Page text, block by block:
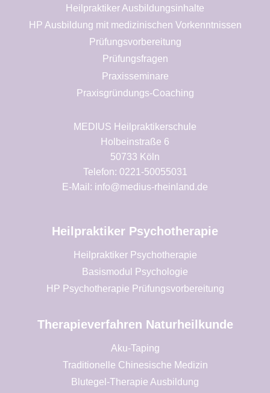
Heilpraktiker Ausbildungsinhalte
HP Ausbildung mit medizinischen Vorkenntnissen
Prüfungsvorbereitung
Prüfungsfragen
Praxisseminare
Praxisgründungs-Coaching
MEDIUS Heilpraktikerschule
Holbeinstraße 6
50733 Köln
Telefon: 0221-50055031
E-Mail: info@medius-rheinland.de
Heilpraktiker Psychotherapie
Heilpraktiker Psychotherapie
Basismodul Psychologie
HP Psychotherapie Prüfungsvorbereitung
Therapieverfahren Naturheilkunde
Aku-Taping
Traditionelle Chinesische Medizin
Blutegel-Therapie Ausbildung